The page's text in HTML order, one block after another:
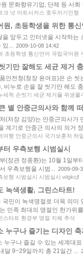
문화향유기업, 단체 등 사회
크 넛 아트서커스 호두까기인형
원, 초등학생을 위한 통
앞두고 인터넷을 시작하는
있... 2009-10-08 14:42
초등학생 통신언어 국립국어원
기만 잘해도 세균 제거
안전청(청장 윤여표)은 손
비누로 손을 잘 씻기만 해도
세척 손씻기 세균 제거율 위생물
별 안중근의사와 함께
(처장 김양)는 안중근의사가
계기로 안중근 의사의 의거
여행 안중근의사 국가보훈처 하
터 우측보행 시범실시
(장관 정종환)는 10월 1일부
우측보행을 시범... 2009-09-
보행 시범실시 시범실시 wlgkcjf
녹색생활, 그린스타트!
국민이 녹색명절로 더욱 의미
민족 최대의 명절인 한가위
스타트 환경부 명절 지혜 추석
누구나 즐기는 디자인
누구나 즐길 수 있는 세계대
달 9~29일까지 총 21일간 ...